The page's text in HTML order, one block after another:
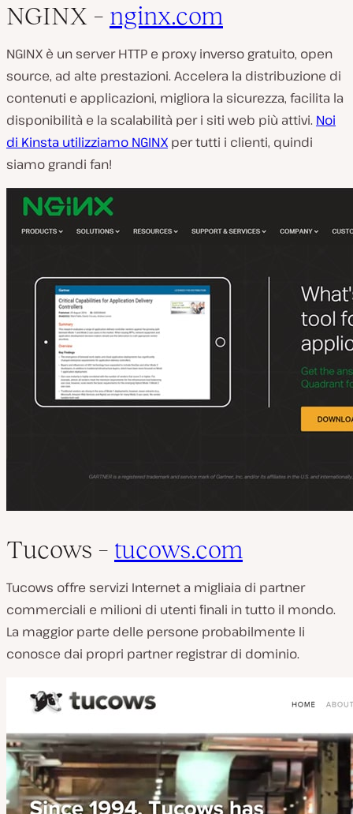
NGINX – nginx.com
NGINX è un server HTTP e proxy inverso gratuito, open
source, ad alte prestazioni. Accelera la distribuzione di
contenuti e applicazioni, migliora la sicurezza, facilita la
disponibilità e la scalabilità per i siti web più attivi. Noi
di Kinsta utilizziamo NGINX per tutti i clienti, quindi
siamo grandi fan!
Tucows – tucows.com
Tucows offre servizi Internet a migliaia di partner
commerciali e milioni di utenti finali in tutto il mondo.
La maggior parte delle persone probabilmente li
conosce dai propri partner registrar di dominio.